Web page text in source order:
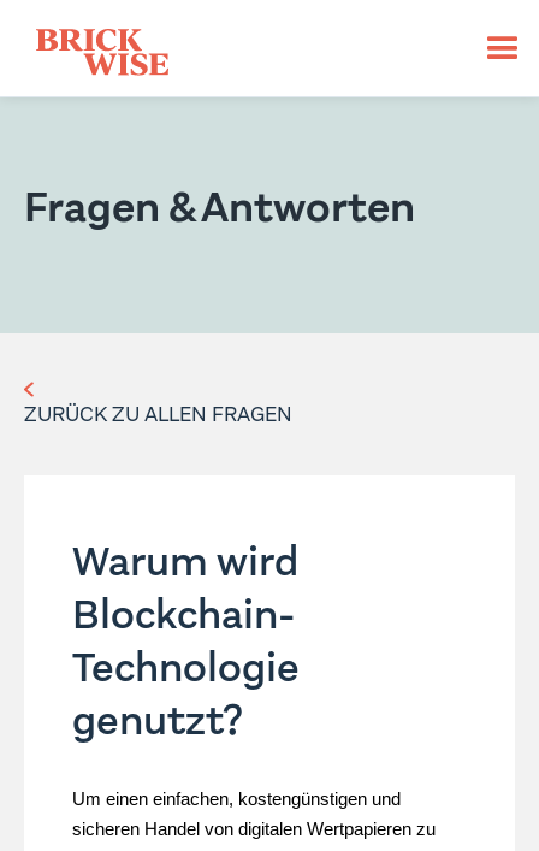
Fragen & Antworten
ZURÜCK ZU ALLEN FRAGEN
Warum wird
Blockchain-
Technologie
genutzt?
Um einen einfachen, kostengünstigen und
sicheren Handel von digitalen Wertpapieren zu